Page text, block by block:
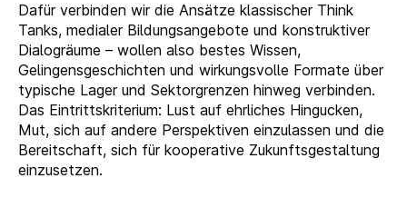
Dafür verbinden wir die Ansätze klassischer Think
Tanks, medialer Bildungsangebote und konstruktiver
Dialogräume – wollen also bestes Wissen,
Gelingensgeschichten und wirkungsvolle Formate über
typische Lager und Sektorgrenzen hinweg verbinden.
Das Eintrittskriterium: Lust auf ehrliches Hingucken,
Mut, sich auf andere Perspektiven einzulassen und die
Bereitschaft, sich für kooperative Zukunftsgestaltung
einzusetzen.